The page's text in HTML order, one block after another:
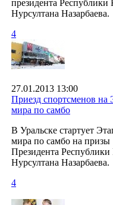
президента Республики
Нурсултана Назарбаева.
4
27.01.2013 13:00
Приезд спортсменов на
мира по самбо
В Уральске стартует
мира по самбо на призы
Президента Республики
Нурсултана Назарбаева.
4